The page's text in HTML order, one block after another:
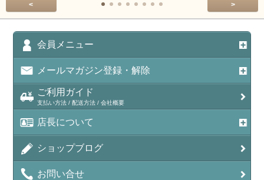
< >
会員メニュー
メールマガジン登録・解除
ご利用ガイド
支払い方法 / 配送方法 / 会社概要
店長について
ショップブログ
お問い合せ